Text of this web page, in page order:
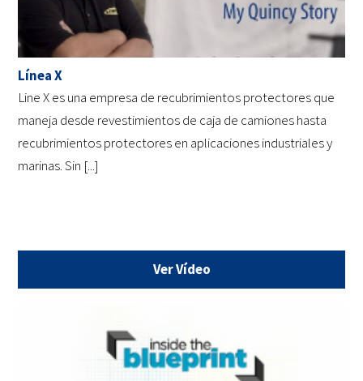
Línea X
Line X es una empresa de recubrimientos protectores que
maneja desde revestimientos de caja de camiones hasta
recubrimientos protectores en aplicaciones industriales y
marinas. Sin [...]
Ver Vídeo